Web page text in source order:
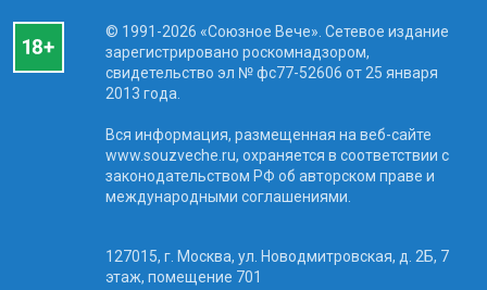
© 1991-2026 «Союзное Вече». Сетевое издание
зарегистрировано роскомнадзором,
свидетельство эл № фc77-52606 от 25 января
2013 года.
Вся информация, размещенная на веб-сайте
www.souzveche.ru, охраняется в соответствии с
законодательством РФ об авторском праве и
международными соглашениями.
127015, г. Москва, ул. Новодмитровская, д. 2Б, 7
этаж, помещение 701